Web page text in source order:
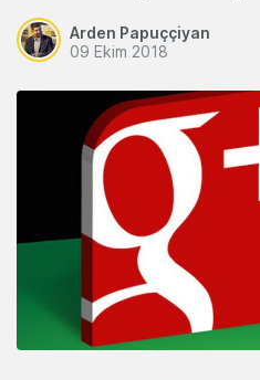
Arden Papuççiyan
09 Ekim 2018